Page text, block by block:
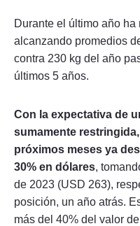
Durante el último año
alcanzando promedios
contra 230 kg del año
últimos 5 años.
Con la expectativa de
sumamente
próximos meses ya
30% en dólares,
de 2023 (USD 263),
posición, un año atrás.
más del 40% del valor